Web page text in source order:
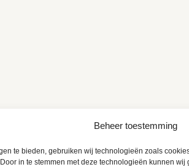
Beheer toestemming
te bieden, gebruiken wij technologieën zoals
in te stemmen met deze technologieën kunnen